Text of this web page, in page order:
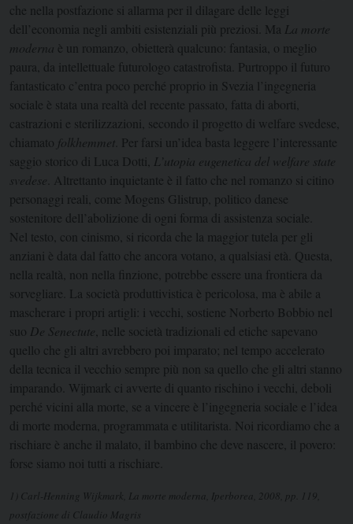
che nella postfazione si allarma per il dilagare delle leggi
dell’economia negli ambiti esistenziali più preziosi. Ma La morte
moderna è un romanzo, obietterà qualcuno: fantasia, o meglio
paura, da intellettuale futurologo catastrofista. Purtroppo il futuro
fantasticato c’entra poco perché proprio in Svezia l’ingegneria
sociale è stata una realtà del recente passato, fatta di aborti,
castrazioni e sterilizzazioni, secondo il progetto di welfare svedese,
chiamato folkhemmet . Per farsi un’idea basta leggere l’interessante
saggio storico di Luca Dotti, L’utopia eugenetica del welfare state
svedese
. Altrettanto inquietante è il fatto che nel romanzo si citino
personaggi reali, come Mogens Glistrup, politico danese
sostenitore dell’abolizione di ogni forma di assistenza sociale.
Nel testo, con cinismo, si ricorda che la maggior tutela per gli
anziani è data dal fatto che ancora votano, a qualsiasi età. Questa,
nella realtà, non nella finzione, potrebbe essere una frontiera da
sorvegliare. La società produttivistica è pericolosa, ma è abile a
mascherare i propri artigli: i vecchi, sostiene Norberto Bobbio nel
suo De Senectute
, nelle società tradizionali ed etiche sapevano
quello che gli altri avrebbero poi imparato; nel tempo accelerato
della tecnica il vecchio sempre più non sa quello che gli altri stanno
imparando. Wijmark ci avverte di quanto rischino i vecchi, deboli
perché vicini alla morte, se a vincere è l’ingegneria sociale e l’idea
di morte moderna, programmata e utilitarista. Noi ricordiamo che a
rischiare è anche il malato, il bambino che deve nascere, il povero:
forse siamo noi tutti a rischiare.
1) Carl-Henning Wijkmark, La morte moderna, Iperborea, 2008, pp. 119,
postfazione di Claudio Magris